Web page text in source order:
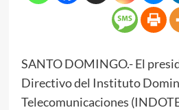
SANTO DOMINGO.- El
Directivo del Instituto
Telecomunicaciones